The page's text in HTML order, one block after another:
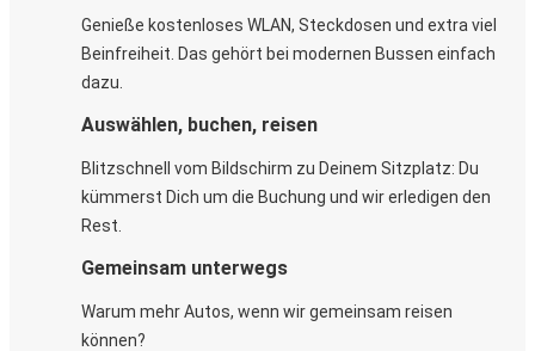
Genieße kostenloses WLAN, Steckdosen und extra viel
Beinfreiheit. Das gehört bei modernen Bussen einfach
dazu.
Auswählen, buchen, reisen
Blitzschnell vom Bildschirm zu Deinem Sitzplatz: Du
kümmerst Dich um die Buchung und wir erledigen den
Rest.
Gemeinsam unterwegs
Warum mehr Autos, wenn wir gemeinsam reisen
können?